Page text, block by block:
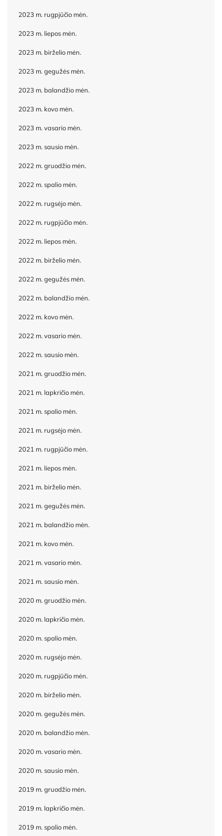
2023 m. rugpjūčio mėn.
2023 m. liepos mėn.
2023 m. birželio mėn.
2023 m. gegužės mėn.
2023 m. balandžio mėn.
2023 m. kovo mėn.
2023 m. vasario mėn.
2023 m. sausio mėn.
2022 m. gruodžio mėn.
2022 m. spalio mėn.
2022 m. rugsėjo mėn.
2022 m. rugpjūčio mėn.
2022 m. liepos mėn.
2022 m. birželio mėn.
2022 m. gegužės mėn.
2022 m. balandžio mėn.
2022 m. kovo mėn.
2022 m. vasario mėn.
2022 m. sausio mėn.
2021 m. gruodžio mėn.
2021 m. lapkričio mėn.
2021 m. spalio mėn.
2021 m. rugsėjo mėn.
2021 m. rugpjūčio mėn.
2021 m. liepos mėn.
2021 m. birželio mėn.
2021 m. gegužės mėn.
2021 m. balandžio mėn.
2021 m. kovo mėn.
2021 m. vasario mėn.
2021 m. sausio mėn.
2020 m. gruodžio mėn.
2020 m. lapkričio mėn.
2020 m. spalio mėn.
2020 m. rugsėjo mėn.
2020 m. rugpjūčio mėn.
2020 m. birželio mėn.
2020 m. gegužės mėn.
2020 m. balandžio mėn.
2020 m. vasario mėn.
2020 m. sausio mėn.
2019 m. gruodžio mėn.
2019 m. lapkričio mėn.
2019 m. spalio mėn.